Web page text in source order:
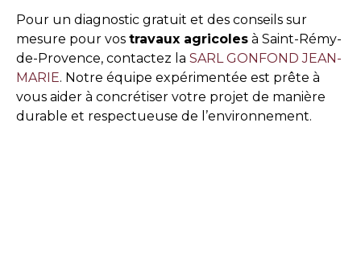
Pour un diagnostic gratuit et des conseils sur
mesure pour vos travaux agricoles à Saint-Rémy-
de-Provence, contactez la SARL GONFOND JEAN-
MARIE. Notre équipe expérimentée est prête à
vous aider à concrétiser votre projet de manière
durable et respectueuse de l’environnement.